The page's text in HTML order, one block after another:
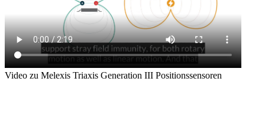
Video zu Melexis Triaxis Generation III Positionssensoren